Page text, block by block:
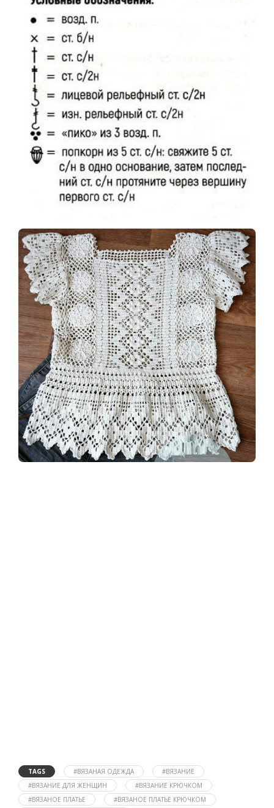
TAGS #ВЯЗАНАЯ ОДЕЖДА
#ВЯЗАНИЕ
#ВЯЗАНИЕ ДЛЯ ЖЕНЩИН
#ВЯЗАНИЕ КРЮЧКОМ
#ВЯЗАНОЕ ПЛАТЬЕ
#ВЯЗАНОЕ ПЛАТЬЕ КРЮЧКОМ